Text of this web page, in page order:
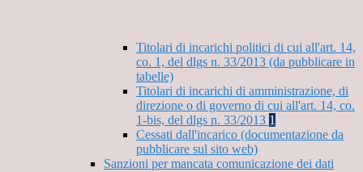
Titolari di incarichi politici di cui all'art. 14,
co. 1, del dlgs n. 33/2013 (da pubblicare in
tabelle)
Titolari di incarichi di amministrazione, di
direzione o di governo di cui all'art. 14, co.
1-bis, del dlgs n. 33/2013 1
Cessati dall'incarico (documentazione da
pubblicare sul sito web)
Sanzioni per mancata comunicazione dei dati